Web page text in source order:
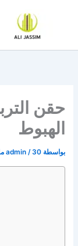
حقن
الهبوط
بواسطة admin /30 مارس، 2026